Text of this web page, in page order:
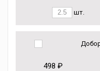
шт.
498 ₽